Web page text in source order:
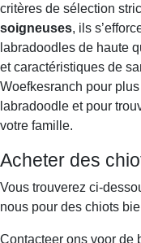
critères de sélection
soigneuses, ils
labradoodles de haute
et caractéristiques de
Woefkesranch pour plus
labradoodle et pour
votre famille.
Acheter des
Vous trouverez ci-
nous pour des chiots
Contacteer ons voor de